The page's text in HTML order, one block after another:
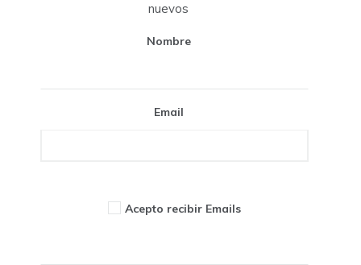
nuevos
Nombre
Email
Acepto recibir Emails